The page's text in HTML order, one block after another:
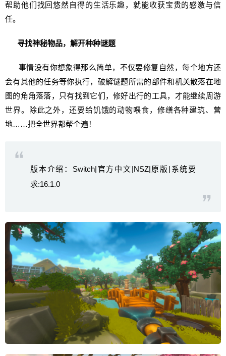
帮助他们找回悠然自得的生活乐趣，就能收获宝贵的感激与信
任。
寻找神秘物品，解开种种谜题
事情没有你想象得那么简单，不仅要修复自然，每个地方还
会有其他的任务等你执行，破解谜题所需的部件和机关散落在地
图的角角落落，只有找到它们，修好出行的工具，才能继续周游
世界。除此之外，还要给饥饿的动物喂食，修缮各种建筑、营
地……把全世界都帮个遍！
版本介绍：Switch|官方中文|NSZ|原版|系统要
求:16.1.0